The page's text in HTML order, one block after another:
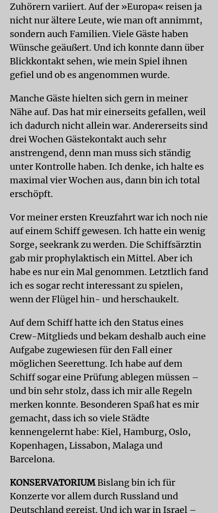
Zuhörern variiert. Auf der »Europa« reisen ja
nicht nur ältere Leute, wie man oft annimmt,
sondern auch Familien. Viele Gäste haben
Wünsche geäußert. Und ich konnte dann über
Blickkontakt sehen, wie mein Spiel ihnen
gefiel und ob es angenommen wurde.
Manche Gäste hielten sich gern in meiner
Nähe auf. Das hat mir einerseits gefallen, weil
ich dadurch nicht allein war. Andererseits sind
drei Wochen Gästekontakt auch sehr
anstrengend, denn man muss sich ständig
unter Kontrolle haben. Ich denke, ich halte es
maximal vier Wochen aus, dann bin ich total
erschöpft.
Vor meiner ersten Kreuzfahrt war ich noch nie
auf einem Schiff gewesen. Ich hatte ein wenig
Sorge, seekrank zu werden. Die Schiffsärztin
gab mir prophylaktisch ein Mittel. Aber ich
habe es nur ein Mal genommen. Letztlich fand
ich es sogar recht interessant zu spielen,
wenn der Flügel hin- und herschaukelt.
Auf dem Schiff hatte ich den Status eines
Crew-Mitglieds und bekam deshalb auch eine
Aufgabe zugewiesen für den Fall einer
möglichen Seerettung. Ich habe auf dem
Schiff sogar eine Prüfung ablegen müssen –
und bin sehr stolz, dass ich mir alle Regeln
merken konnte. Besonderen Spaß hat es mir
gemacht, dass ich so viele Städte
kennengelernt habe: Kiel, Hamburg, Oslo,
Kopenhagen, Lissabon, Malaga und
Barcelona.
KONSERVATORIUMBislang bin ich für
Konzerte vor allem durch Russland und
Deutschland gereist. Und ich war in Israel –